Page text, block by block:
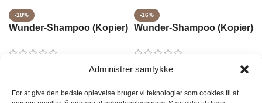
Administrer samtykke
For at give den bedste oplevelse bruger vi teknologier som cookies til at
-18%
Wunder-Shampoo (Kopier)
€79.00 65.00
-16%
Wunder-Shampoo (Kopier)
Auf Lager
101.00 85.00